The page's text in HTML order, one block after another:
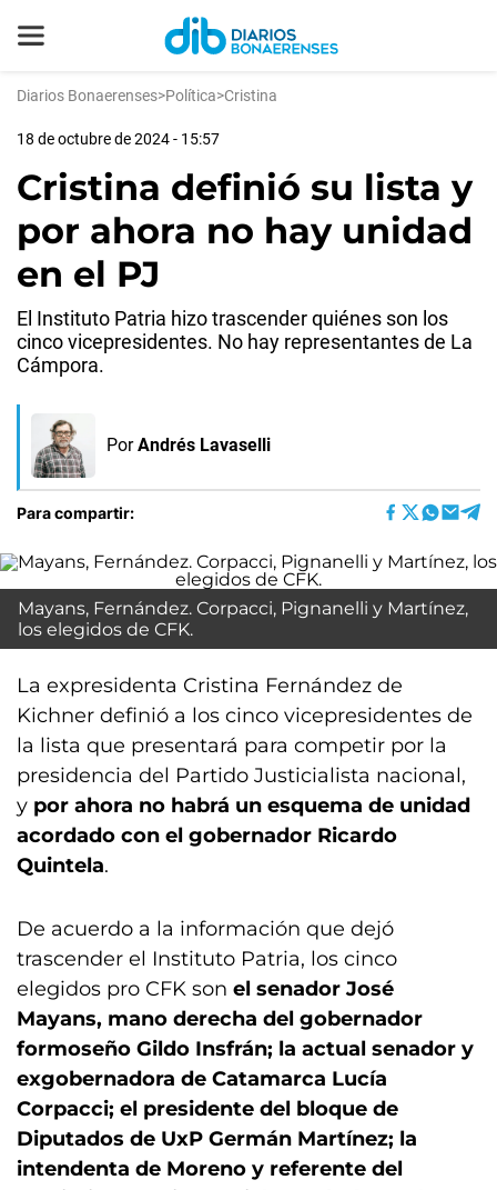
Diarios Bonaerenses>Política>Cristina
18 de octubre de 2024 - 15:57
Cristina definió su lista y
por ahora no hay unidad
en el PJ
El Instituto Patria hizo trascender quiénes son los
cinco vicepresidentes. No hay representantes de La
Cámpora.
Por Andrés Lavaselli
Para compartir:
Mayans, Fernández. Corpacci, Pignanelli y Martínez,
los elegidos de CFK.
La expresidenta Cristina Fernández de
Kichner definió a los cinco vicepresidentes de
la lista que presentará para competir por la
presidencia del Partido Justicialista nacional,
y por ahora no habrá un esquema de unidad
acordado con el gobernador Ricardo
Quintela.
De acuerdo a la información que dejó
trascender el Instituto Patria, los cinco
elegidos pro CFK son el senador José
Mayans, mano derecha del gobernador
formoseño Gildo Insfrán; la actual senador y
exgobernadora de Catamarca Lucía
Corpacci; el presidente del bloque de
Diputados de UxP Germán Martínez; la
intendenta de Moreno y referente del